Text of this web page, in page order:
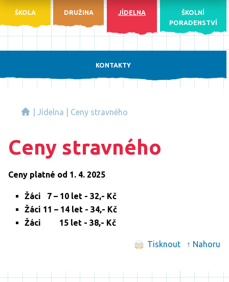
ŠKOLA DRUŽINA JÍDELNA
ŠKOLNÍ
PORADENSTVÍ
KONTAKTY
Jídelna Ceny stravného
Ceny stravného
Ceny platné od 1. 4. 2025
Žáci 7 – 10 let - 32,- Kč
Žáci 11 – 14 let - 34,- Kč
Žáci 15 let - 38,- Kč
Tisknout ↑ Nahoru